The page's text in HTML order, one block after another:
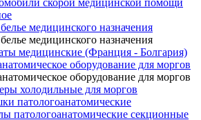
медицинского назначения
медицинского назначения
медицинские (Франция - Болгария)
оборудование для моргов
оборудование для моргов
холодильные для моргов
патологоанатомические
патологоанатомические секционные